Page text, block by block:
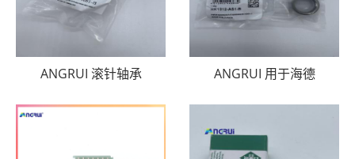
ANGRUI 滚针轴承 ANGRUI 用于海德